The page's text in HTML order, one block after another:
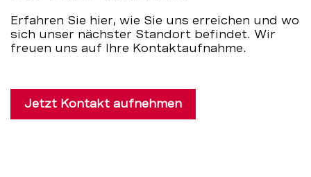
Erfahren Sie hier, wie Sie uns erreichen und wo
sich unser nächster Standort befindet. Wir
freuen uns auf Ihre Kontaktaufnahme.
Jetzt Kontakt aufnehmen